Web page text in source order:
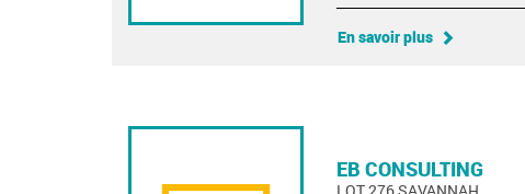
En savoir plus
EB CONSULTING